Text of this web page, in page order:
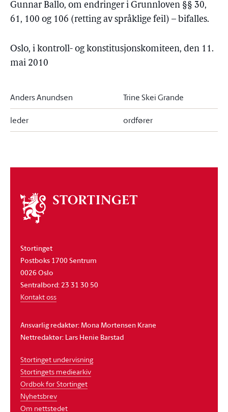
Gunnar Ballo, om endringer i Grunnloven §§ 30,
61, 100 og 106 (retting av språklige feil) – bifalles.
Oslo, i kontroll- og konstitusjonskomiteen, den 11.
mai 2010
Anders Anundsen Trine Skei Grande
leder ordfører
Om
stortinget
Stortinget
Postboks 1700 Sentrum
0026 Oslo
Sentralbord: 23 31 30 50
Kontakt oss
Ansvarlig redaktør: Mona Mortensen Krane
Nettredaktør: Lars Henie Barstad
Stortinget undervisning
Stortingets mediearkiv
Ordbok for Stortinget
Nyhetsbrev
Om nettstedet